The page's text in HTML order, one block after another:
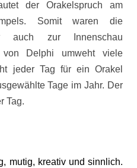
der Orakelspruch am
Somit waren die
auch zur Innenschau
Delphi umweht viele
jeder Tag für ein Orakel
Tage im Jahr. Der
Tag.
mutig, kreativ und sinnlich.